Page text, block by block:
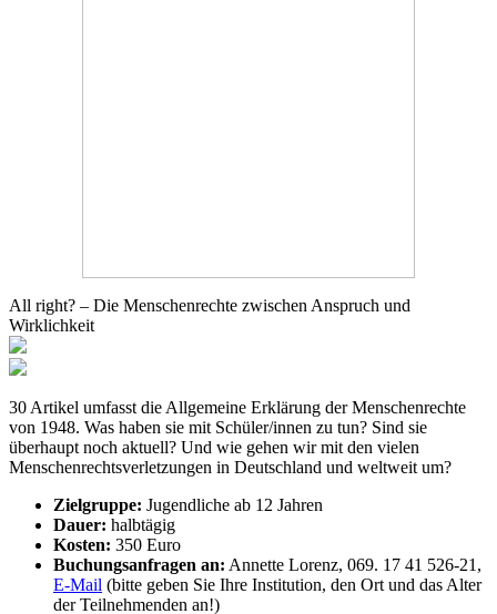
All right? – Die Menschenrechte zwischen Anspruch und
Wirklichkeit
30 Artikel umfasst die Allgemeine Erklärung der Menschenrechte
von 1948. Was haben sie mit Schüler/innen zu tun? Sind sie
überhaupt noch aktuell? Und wie gehen wir mit den vielen
Menschenrechtsverletzungen in Deutschland und weltweit um?
Zielgruppe: Jugendliche ab 12 Jahren
Dauer: halbtägig
Kosten: 350 Euro
Buchungsanfragen an: Annette Lorenz, 069. 17 41 526-21,
E-Mail (bitte geben Sie Ihre Institution, den Ort und das Alter
der Teilnehmenden an!)